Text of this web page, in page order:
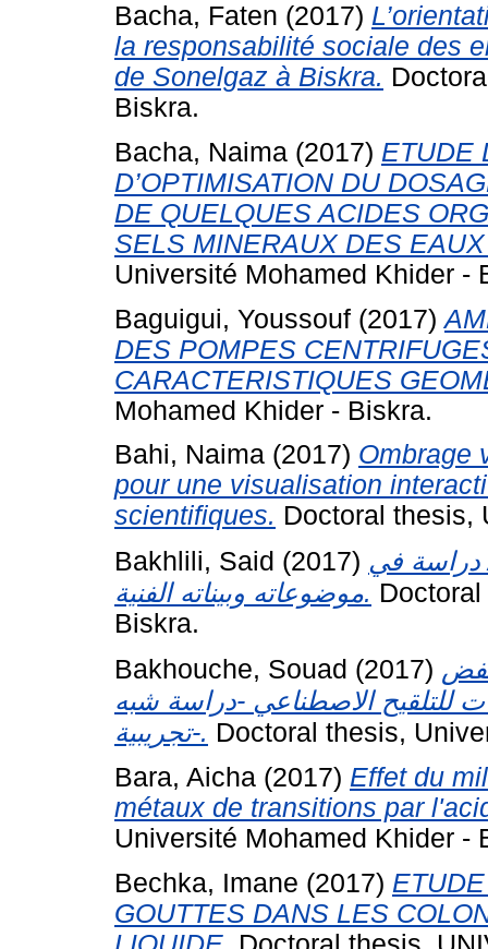
Bacha, Faten (2017)
la responsabilité sociale des
de Sonelgaz à Biskra.
Biskra.
Bacha, Naima (2017) ETUDE
D’OPTIMISATION DU
DE QUELQUES ACIDES
SELS MINERAUX DES
Université Mohamed Khider -
Baguigui, Youssouf (2017)
DES POMPES
CARACTERISTIQUES
Mohamed Khider - Biskra.
Bahi, Naima (2017) Ombrage
pour une visualisation
scientifiques. Doctoral thesis,
Bakhlili, Said (2017) دراسة في
موضوعاته وبيناته الفنية.
Biskra.
Bakhouche, Souad (2017)
للتلقيح الاصطناعي -دراسة شبه
تجريبية-. Doctoral thesis,
Bara, Aicha (2017) Effet du
métaux de transitions par
Université Mohamed Khider -
Bechka, Imane (2017)
GOUTTES DANS LES